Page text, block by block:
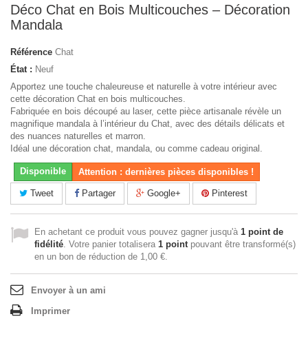
Déco Chat en Bois Multicouches – Décoration
Mandala
Référence Chat
État : Neuf
Apportez une touche chaleureuse et naturelle à votre intérieur avec
cette décoration Chat en bois multicouches.
Fabriquée en bois découpé au laser, cette pièce artisanale révèle un
magnifique mandala à l’intérieur du Chat, avec des détails délicats et
des nuances naturelles et marron.
Idéal une décoration chat, mandala, ou comme cadeau original.
Disponible Attention : dernières pièces disponibles !
Tweet Partager Google+ Pinterest
En achetant ce produit vous pouvez gagner jusqu'à 1 point de
fidélité. Votre panier totalisera 1 pointpouvant être transformé(s)
en un bon de réduction de 1,00 €.
Envoyer à un ami
Imprimer